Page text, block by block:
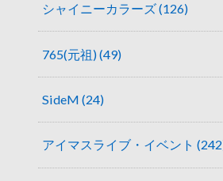
シャイニーカラーズ(126)
765(元祖)(49)
SideM (24)
アイマスライブ・イベント